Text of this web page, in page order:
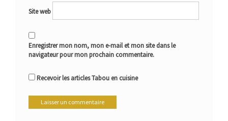
Site web
Enregistrer mon nom, mon e-mail et mon site dans le
navigateur pour mon prochain commentaire.
Recevoir les articles Tabou en cuisine